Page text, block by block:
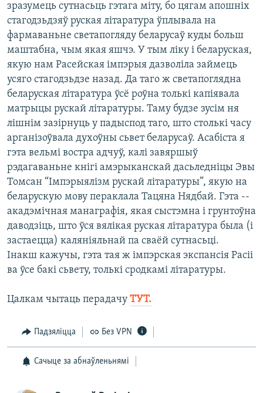
зразумець сутнасьць гэтага міту, бо цягам апошніх
стагодзьдзяў руская літаратура ўплывала на
фармаваньне светапогляду беларусаў куды больш
маштабна, чым якая яшчэ. У тым ліку і беларуская,
якую нам Расейская імпэрыя дазволіла займець
усяго стагодзьдзе назад. Да таго ж светапоглядна
беларуская літаратура ўсё роўна толькі капіявала
матрыцы рускай літаратуры. Таму будзе зусім ня
лішнім зазірнуць у падыспод таго, што столькі часу
арганізоўвала духоўны сьвет беларусаў. Асабіста я
гэта вельмі востра адчуў, калі завяршыў
рэдагаваньне кнігі амэрыканскай дасьледніцы Эвы
Томсан “Імпэрыялізм рускай літаратуры”, якую на
беларускую мову пераклала Тацяна Нядбай. Гэта --
акадэмічная манаграфія, якая сыстэмна і грунтоўна
даводзіць, што ўся вялікая руская літаратура была (і
застаецца) каляніяльнай па сваёй сутнасьці.
Інакш кажучы, гэта тая ж імпэрская экспансія Расіі
ва ўсе бакі сьвету, толькі сродкамі літаратуры.
Цалкам чытаць перадачу ТУТ.
Падзяліцца Без VPN
Сачыце за абнаўленьнямі